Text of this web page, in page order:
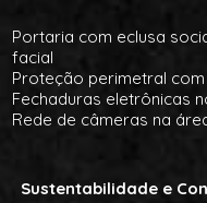
Portaria com eclusa
facial
Proteção perimetral
Fechaduras eletrônicas
Rede de câmeras na
Sustentabilidade e